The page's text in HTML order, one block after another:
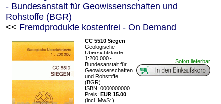
- Bundesanstalt für Geowissenschaften und
Rohstoffe (BGR)
<< Fremdprodukte kostenfrei - On Demand
CC 5510 Siegen
Geologische
Übersichtskarte
1:200.000 -
Bundesanstalt für
Geowissenschaften
und Rohstoffe
(BGR)
ISBN: 0000000000
Preis: EUR 15.00
(incl. MwSt.)
Sofort lieferbar